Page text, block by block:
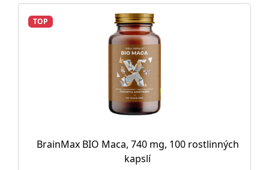
TOP
BrainMax BIO Maca, 740 mg, 100 rostlinných
kapslí